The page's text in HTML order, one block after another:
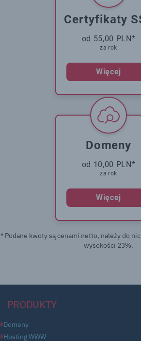
Certyfikaty
od 55,00 PLN*
za rok
Więcej
Domeny
od 10,00 PLN*
za rok
Więcej
* Podane kwoty są cenami netto, należy do
wysokości 23%.
PRODUKTY
Domeny
Hosting WWW